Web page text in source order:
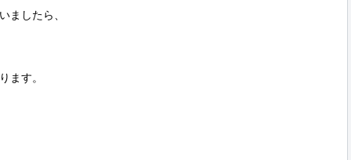
ましたら、
ます。